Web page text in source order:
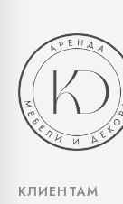
КЛИЕНТАМ